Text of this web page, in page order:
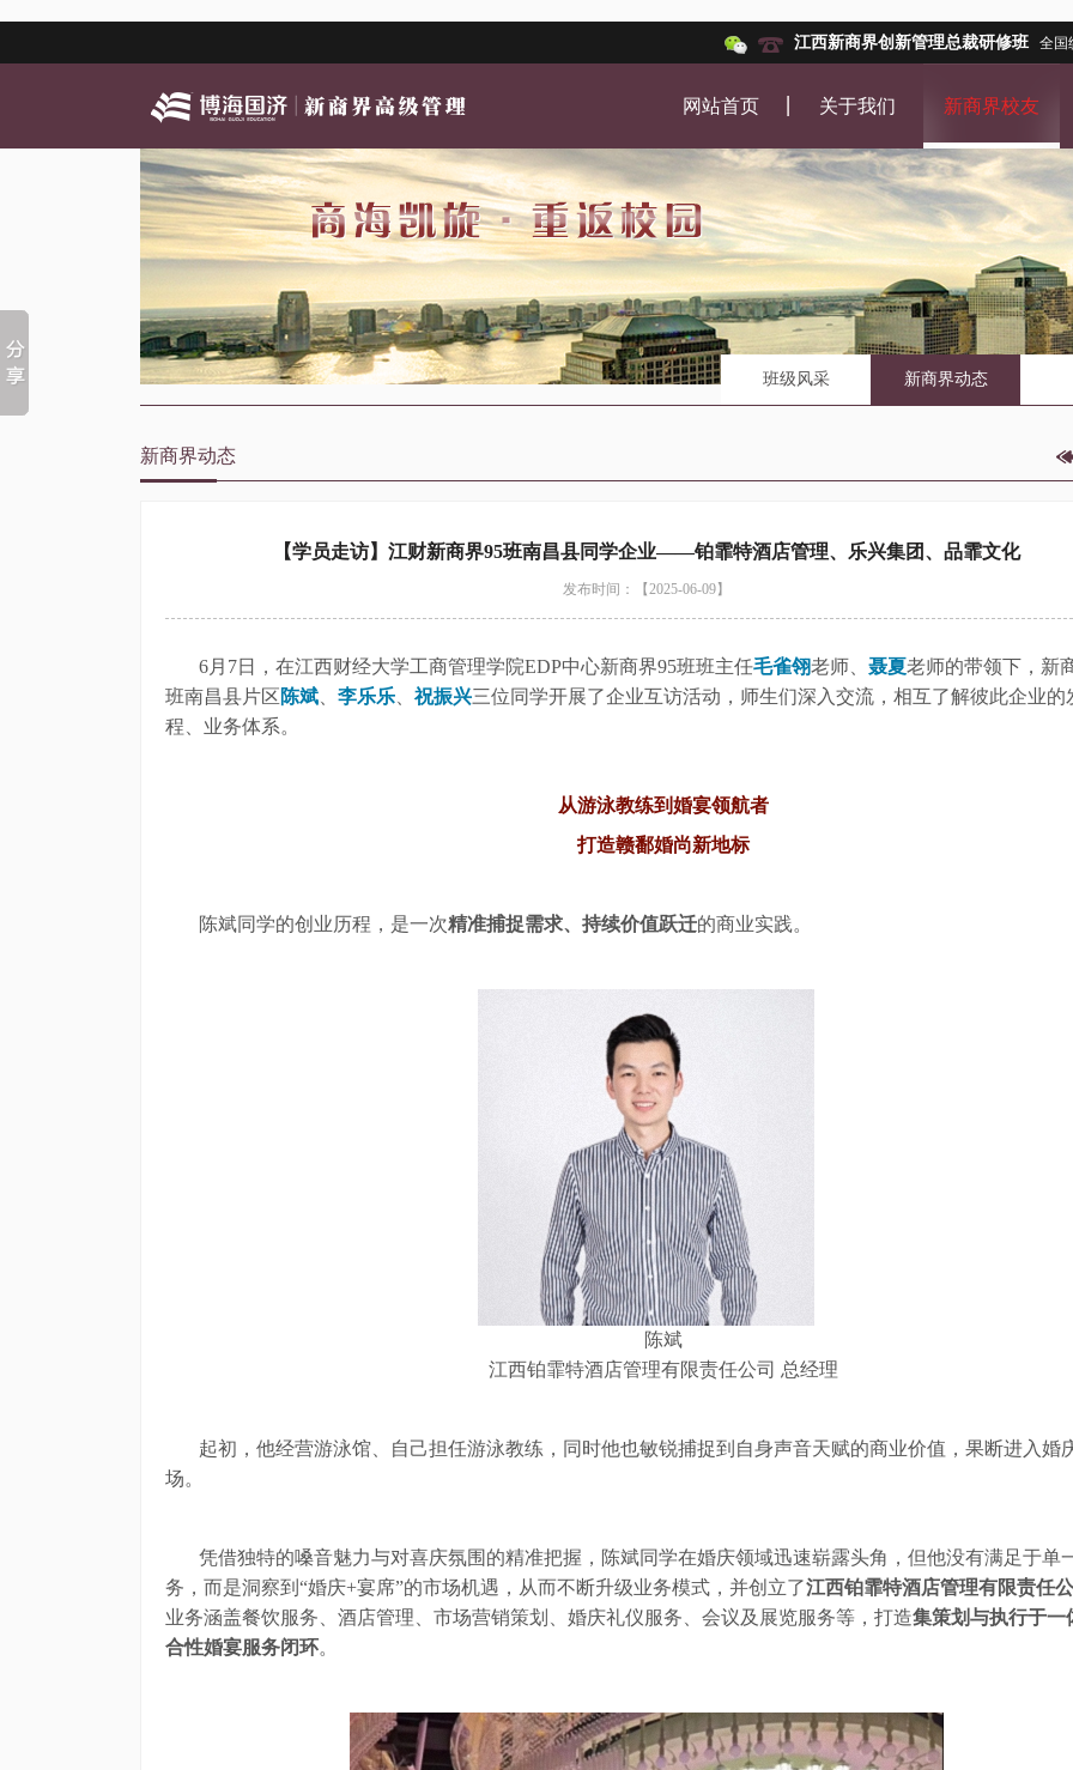
江西新商界创新管理总裁研修班 全国
网站首页 关于我们 新商界校友
班级风采 新商界动态
新商界动态
【学员走访】江财新商界95班南昌县同学企业——铂霏特酒店管理、乐兴集团、品霏文化
发布时间：【2025-06-09】
6月7日，在江西财经大学工商管理学院EDP中心新商界95班班主任毛雀翎老师、 聂夏老师的带领下，新
班南昌县片区陈斌 李乐乐 、祝振兴三位同学开展了企业互访活动，师生们深入交流，相互了解彼此企业的
程、业务体系。
从游泳教练到婚宴领航者
打造赣鄱婚尚新地标
陈斌同学的创业历程，是一次精准捕捉需求、持续价值跃迁的商业实践。
陈斌
江西铂霏特酒店管理有限责任公司 总经理
起初，他经营游泳馆、自己担任游泳教练，同时他也敏锐捕捉到自身声音天赋的商业价值，果断进入婚
场。
凭借独特的嗓音魅力与对喜庆氛围的精准把握，陈斌同学在婚庆领域迅速崭露头角，但他没有满足于单
务，而是洞察到 “婚庆+宴席”的市场机遇，从而不断升级业务模式，并创立了江西铂霏特酒店管理有限责任
业务涵盖餐饮服务、酒店管理、市场营销策划、婚庆礼仪服务、会议及展览服务等，打造集策划与执行于一
合性婚宴服务闭环。